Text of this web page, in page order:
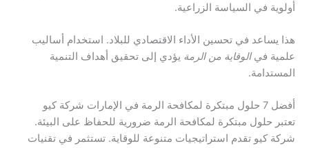
أولوية في السياسة الزراعية.
هذا يساعد في تحسين الأداء الاقتصادي للبلاد. استخدام أساليب
علمية فيالوقاية من الرمة يؤدي إلى تحقيق أهداف التنمية
المستدامة.
أفضل 7 حلول مبتكرة لمكافحة الرمة في الإمارات شركة كيو
تعتبر حلول مبتكرة لمكافحة الرمة ضرورية للحفاظ على البيئة.
شركة كيو تقدم استراتيجيات متنوعة للوقاية. تستثمر في تقنيات